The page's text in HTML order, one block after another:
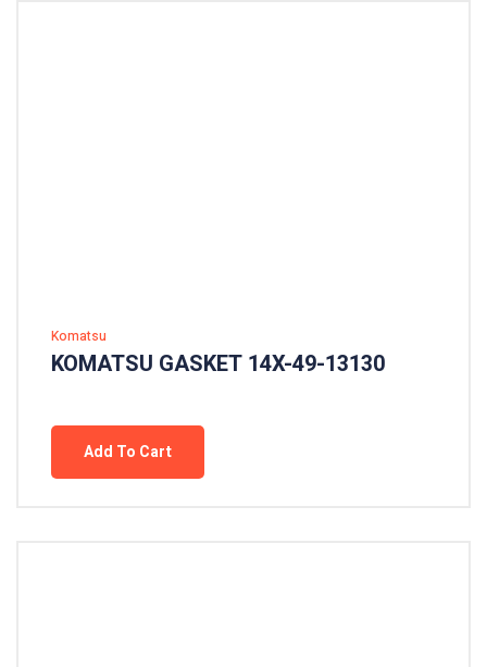
Komatsu
KOMATSU GASKET 14X-49-13130
Add To Cart